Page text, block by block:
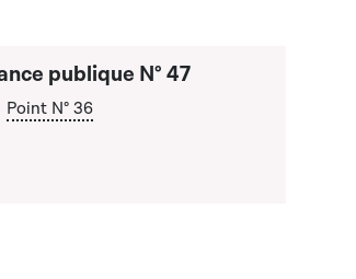
publique N° 47
Point N° 36